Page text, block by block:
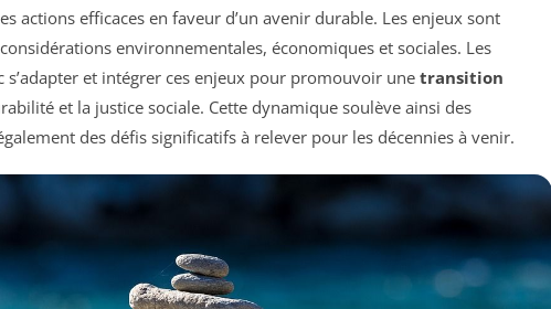
actions efficaces en faveur d’un avenir durable. Les enjeux sont
environnementales, économiques et sociales. Les
s’adapter et intégrer ces enjeux pour promouvoir une transition
et la justice sociale. Cette dynamique soulève ainsi des
des défis significatifs à relever pour les décennies à venir.